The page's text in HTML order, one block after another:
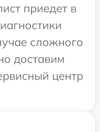
приедет в
сложного
доставим
центр